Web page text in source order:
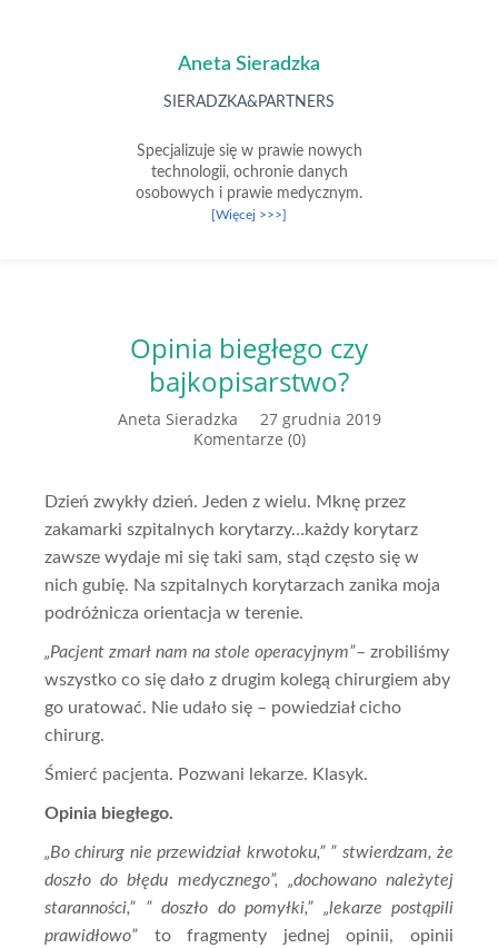
Aneta Sieradzka
SIERADZKA&PARTNERS
Specjalizuje się w prawie nowych
technologii, ochronie danych
osobowych i prawie medycznym.
[Więcej >>>]
Opinia biegłego czy
bajkopisarstwo?
Aneta Sieradzka
27 grudnia 2019
Komentarze (0)
Dzień zwykły dzień. Jeden z wielu. Mknę przez
zakamarki szpitalnych korytarzy…każdy korytarz
zawsze wydaje mi się taki sam, stąd często się w
nich gubię. Na szpitalnych korytarzach zanika moja
podróżnicza orientacja w terenie.
„Pacjent zmarł nam na stole operacyjnym”– zrobiliśmy
wszystko co się dało z drugim kolegą chirurgiem aby
go uratować. Nie udało się – powiedział cicho
chirurg.
Śmierć pacjenta. Pozwani lekarze. Klasyk.
Opinia biegłego.
„Bo chirurg nie przewidział krwotoku,” ” stwierdzam, że
doszło do błędu medycznego”, „dochowano należytej
staranności,” ” doszło do pomyłki,” „lekarze postąpili
prawidłowo” to fragmenty jednej opinii, opinii